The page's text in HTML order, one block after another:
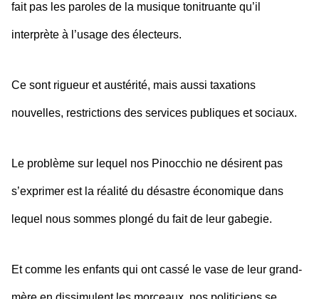
fait pas les paroles de la musique tonitruante qu’il
interprète à l’usage des électeurs.
Ce sont rigueur et austérité, mais aussi taxations
nouvelles, restrictions des services publiques et sociaux.
Le problème sur lequel nos Pinocchio ne désirent pas
s’exprimer est la réalité du désastre économique dans
lequel nous sommes plongé du fait de leur gabegie.
Et comme les enfants qui ont cassé le vase de leur grand-